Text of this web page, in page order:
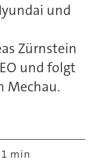
und
Zürnstein
und folgt
Mechau.
1 min